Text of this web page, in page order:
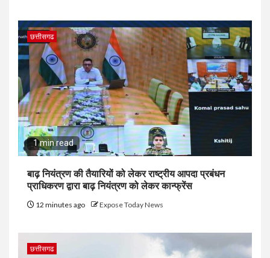
छत्तीसगढ
1 min read
बाढ़ नियंत्रण की तैयारियों को लेकर राष्ट्रीय आपदा प्रबंधन
प्राधिकरण द्वारा बाढ़ नियंत्रण को लेकर कान्फ्रेंस
12 minutes ago Expose Today News
छत्तीसगढ